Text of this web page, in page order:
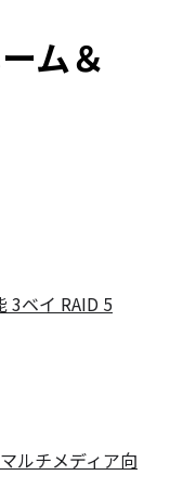
ム＆
3ベイ RAID 5
ルチメディア向